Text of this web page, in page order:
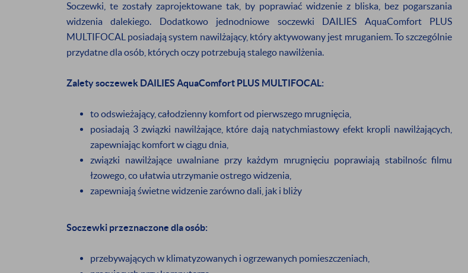
Soczewki, te zostały zaprojektowane tak, by poprawiać widzenie z bliska, bez pogarszania
widzenia dalekiego. Dodatkowo jednodniowe soczewki DAILIES AquaComfort PLUS
MULTIFOCAL posiadają system nawilżający, który aktywowany jest mruganiem. To szczególnie
przydatne dla osób, których oczy potrzebują stalego nawilżenia.
Zalety soczewek DAILIES AquaComfort PLUS MULTIFOCAL:
to odswieżający, całodzienny komfort od pierwszego mrugnięcia,
posiadają 3 związki nawilżające, które dają natychmiastowy efekt kropli nawilżających,
zapewniając komfort w ciągu dnia,
związki nawilżające uwalniane przy każdym mrugnięciu poprawiają stabilnośc filmu
łzowego, co ułatwia utrzymanie ostrego widzenia,
zapewniają świetne widzenie zarówno dali, jak i bliży
Soczewki przeznaczone dla osób:
przebywających w klimatyzowanych i ogrzewanych pomieszczeniach,
NEWSLETTERA
i odbierz 5% rabatu
Będziesz otrzymywać informację o:
promocjach darmowej dostawie
Wyrażam zgodę na otrzymywanie informacji handlowej drogą elektroniczną na
podany adres e-mail
* Nie dotyczy produktów objętych promocją oraz produktów z wyprzedaży.